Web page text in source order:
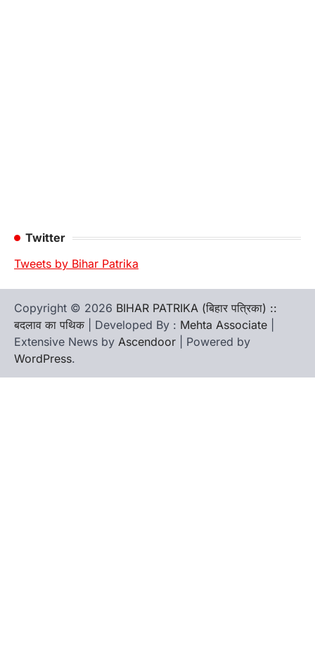
Twitter
Tweets by Bihar Patrika
Copyright © 2026 BIHAR PATRIKA (बिहार पत्रिका) ::
बदलाव का पथिक | Developed By : Mehta Associate
Extensive News by Ascendoor | Powered by
WordPress.